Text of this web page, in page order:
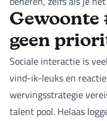
Gewoonte
geen
Sociale interactie is
vind-ik-leuks en
wervingsstrategie
talent pool. Helaas